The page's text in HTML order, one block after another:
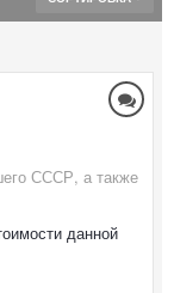
СССР, а также
данной